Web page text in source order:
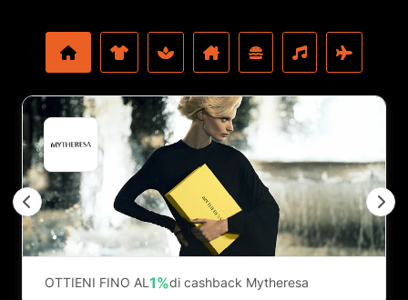
OTTIENI FINO AL 1%di cashback Mytheresa
Previous